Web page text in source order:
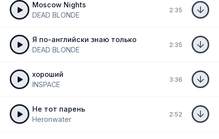
Moscow Nights
DEAD BLONDE
2:35
Я по-английски знаю только
DEAD BLONDE
2:35
хороший
INSPACE
3:36
Не тот парень
Heronwater
2:52